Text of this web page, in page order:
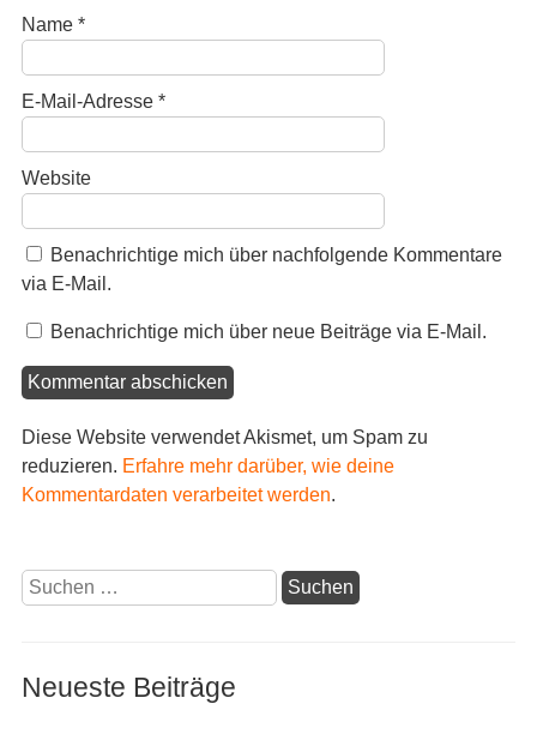
Name *
E-Mail-Adresse *
Website
Benachrichtige mich über nachfolgende Kommentare
via E-Mail.
Benachrichtige mich über neue Beiträge via E-Mail.
Diese Website verwendet Akismet, um Spam zu
reduzieren. Erfahre mehr darüber, wie deine
Kommentardaten verarbeitet werden.
Suchen
nach:
Neueste Beiträge